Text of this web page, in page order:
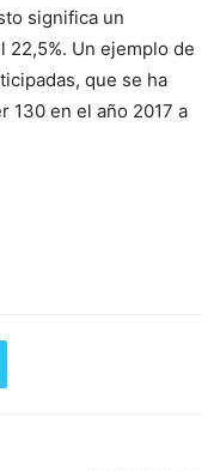
significa un
22,5%. Un ejemplo de
que se ha
130 en el año 2017 a